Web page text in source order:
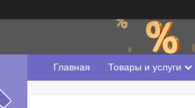
Главная Товары и услуги